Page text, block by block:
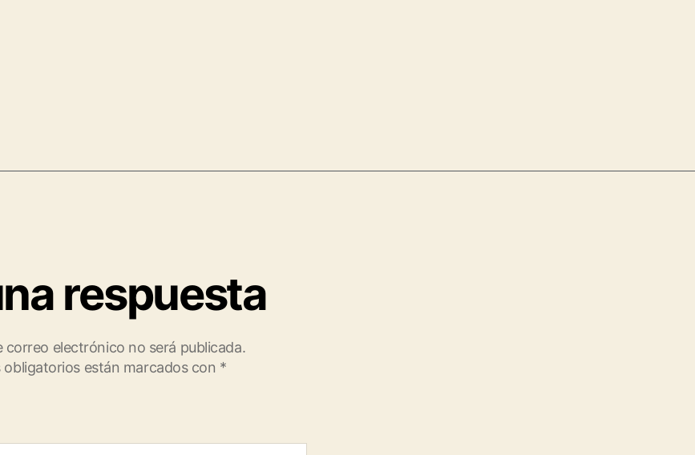
respuesta
correo electrónico no será publicada.
obligatorios están marcados con *